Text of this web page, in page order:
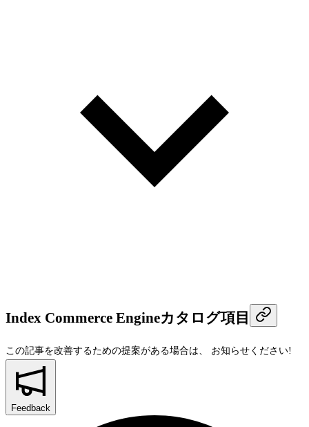
Index Commerce Engineカタログ項目
この記事を改善するための提案がある場合は、 お知らせください!
Feedback